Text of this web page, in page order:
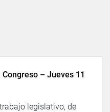
– Jueves 11
legislativo, de